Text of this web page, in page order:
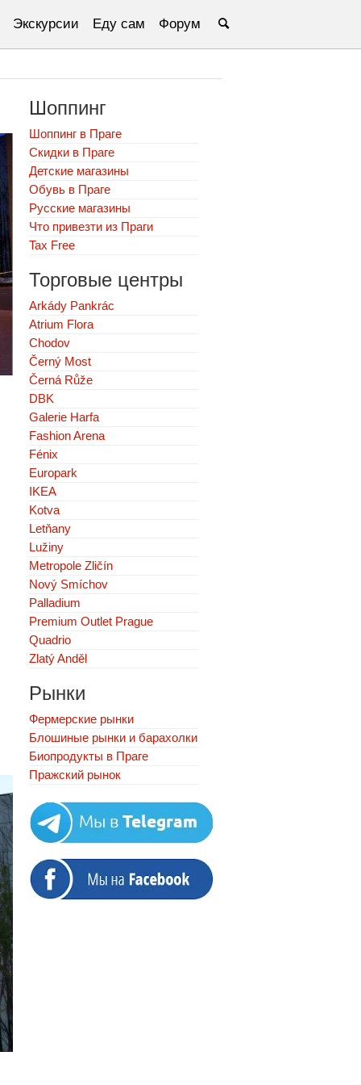
Экскурсии Еду сам Форум
Шоппинг
Шоппинг в Праге
Скидки в Праге
Детские магазины
Обувь в Праге
Русские магазины
Что привезти из Праги
Tax Free
Торговые центры
Arkády Pankrác
Atrium Flora
Chodov
Černý Most
Černá Růže
DBK
Galerie Harfa
Fashion Arena
Fénix
Europark
IKEA
Kotva
Letňany
Lužiny
Metropole Zličín
Nový Smíchov
Palladium
Premium Outlet Prague
Quadrio
Zlatý Anděl
Рынки
Фермерские рынки
Блошиные рынки и барахолки
Биопродукты в Праге
Пражский рынок